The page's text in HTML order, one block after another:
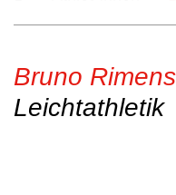
Bruno
Leichtathletik